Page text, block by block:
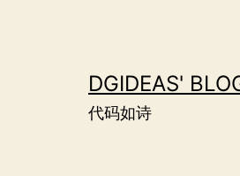
DGIDEAS'
代码如诗